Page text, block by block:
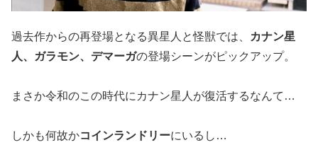
過去作からの再登場となる異星人と怪獣では、
カナン星
人、ガラモン、デマーガの登場シーンがピックアップ。
まさか令和のこの時代にカナン星人が復活するなんて…
しかも何故かコインランドリーにいるし…